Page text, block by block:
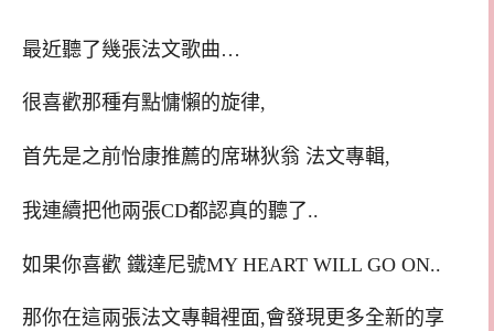
最近聽了幾張法文歌曲…
很喜歡那種有點慵懶的旋律,
首先是之前怡康推薦的席琳狄翁 法文專輯,
我連續把他兩張CD都認真的聽了..
如果你喜歡 鐵達尼號MY HEART WILL GO ON..
那你在這兩張法文專輯裡面,會發現更多全新的享